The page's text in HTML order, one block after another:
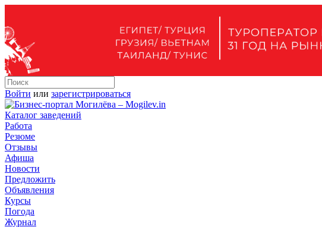
Войти или зарегистрироваться
Каталог заведений
Работа
Резюме
Отзывы
Афиша
Новости
Предложить
Объявления
Курсы
Погода
Журнал